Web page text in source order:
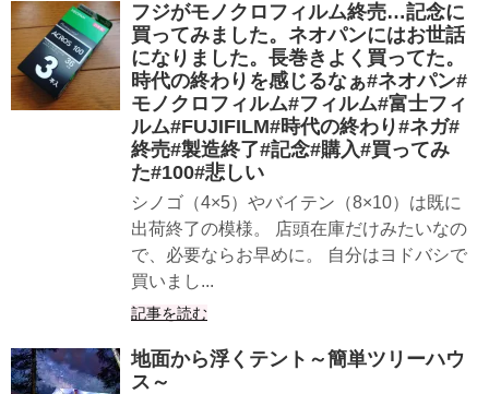
フジがモノクロフィルム終売…記念に
買ってみました。ネオパンにはお世話
になりました。長巻きよく買ってた。
時代の終わりを感じるなぁ#ネオパン#
モノクロフィルム#フィルム#富士フィ
ルム#FUJIFILM#時代の終わり#ネガ#
終売#製造終了#記念#購入#買ってみ
た#100#悲しい
シノゴ（4×5）やバイテン（8×10）は既に
出荷終了の模様。 店頭在庫だけみたいなの
で、必要ならお早めに。 自分はヨドバシで
買いまし...
記事を読む
地面から浮くテント～簡単ツリーハウ
ス～